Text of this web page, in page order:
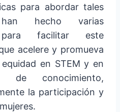
para abordar tales
hecho varias
para facilitar este
acelere y promueva
en STEM y en
conocimiento,
la participación y